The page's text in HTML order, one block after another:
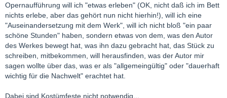
Opernaufführung will ich "etwas erleben" (OK, nicht daß ich im Bett
nichts erlebe, aber das gehört nun nicht hierhin!), will ich eine
"Auseinandersetzung mit dem Werk", will ich nicht bloß "ein paar
schöne Stunden" haben, sondern etwas von dem, was den Autor
des Werkes bewegt hat, was ihn dazu gebracht hat, das Stück zu
schreiben, mitbekommen, will herausfinden, was der Autor mir
sagen wollte über das, was er als "allgemeingültig" oder "dauerhaft
wichtig für die Nachwelt" erachtet hat.
Dabei sind Kostümfeste nicht notwendig...